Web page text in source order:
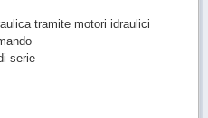
tramite motori idraulici
serie